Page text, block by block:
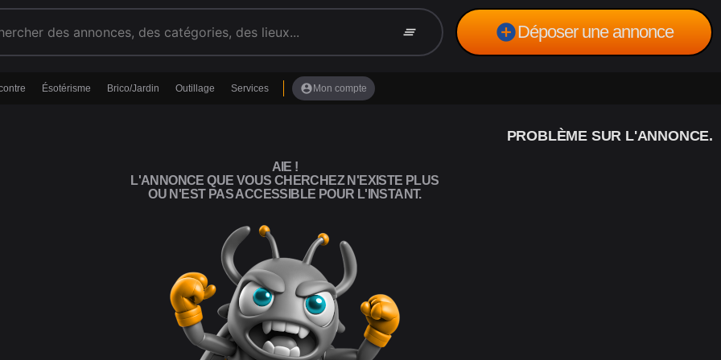
clear_all add_circleDéposer une annonce
Ésotérisme Brico/Jardin Outillage Services account_circle Mon compte
PROBLÈME SUR L'ANNONCE.
AIE !
L'ANNONCE QUE VOUS CHERCHEZ N'EXISTE PLUS
OU N'EST PAS ACCESSIBLE POUR L'INSTANT.